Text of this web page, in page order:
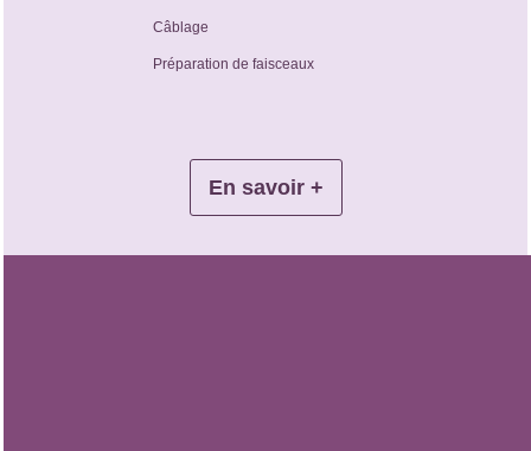
Câblage
Préparation de faisceaux
En savoir +